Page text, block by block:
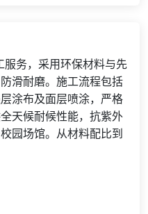
务，采用环保材料与先
滑耐磨。施工流程包括
涂布及面层喷涂，严格
天候耐候性能，抗紫外
园场馆。从材料配比到